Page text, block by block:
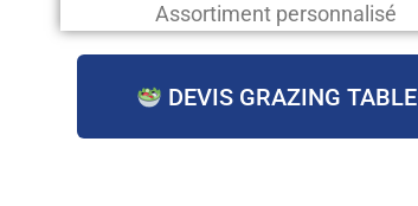
Assortiment personnalisé
DEVIS GRAZING TABLE